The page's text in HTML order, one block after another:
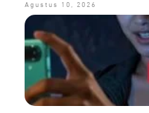
Agustus 10, 2026